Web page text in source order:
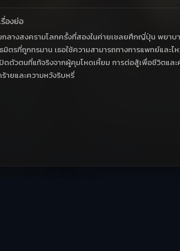
รื่องย่อ
กลางสงครามโลกครั้งที่สองในค่ายเชลยศึกญี่ปุ่น พยา
มิตรที่ถูกทรมาน เธอใช้ความสามารถทางการแพทย์แล
ดตัวตนที่แท้จริงจากผู้คุมโหดเหี้ยม การต่อสู้เพื่อชีวิตแล
ร้ายและความหวังริบหรี่